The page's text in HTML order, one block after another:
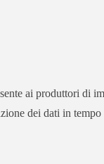
ai produttori di
dei dati in